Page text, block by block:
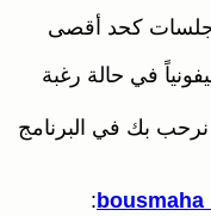
في حالة رغبة
بك في البرنامج
: